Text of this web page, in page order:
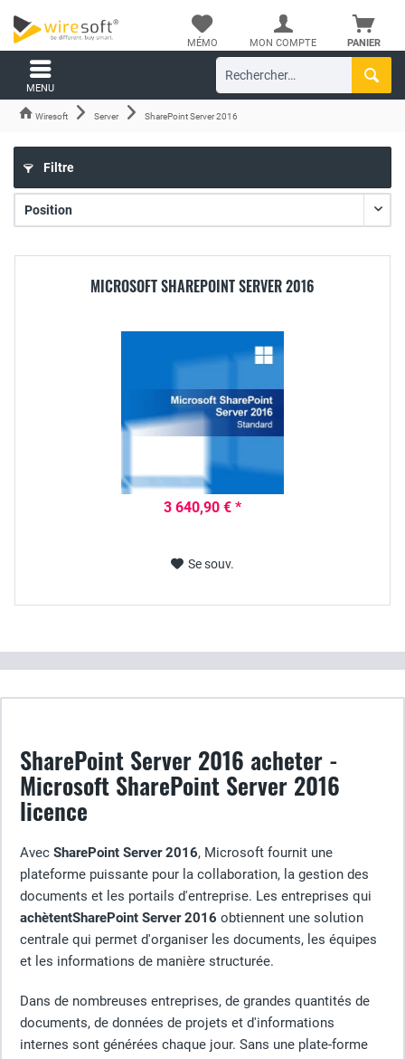
PANIER
MÉMO MON COMPTE
MENU
Wiresoft Server SharePoint Server 2016
Filtre
MICROSOFT SHAREPOINT SERVER 2016
3 640,90 € *
Se souv.
SharePoint Server 2016 acheter -
Microsoft SharePoint Server 2016
licence
Avec SharePoint Server 2016, Microsoft fournit une
plateforme puissante pour la collaboration, la gestion des
documents et les portails d'entreprise. Les entreprises qui
achètentSharePoint Server 2016 obtiennent une solution
centrale qui permet d'organiser les documents, les équipes
et les informations de manière structurée.
Dans de nombreuses entreprises, de grandes quantités de
documents, de données de projets et d'informations
internes sont générées chaque jour. Sans une plate-forme